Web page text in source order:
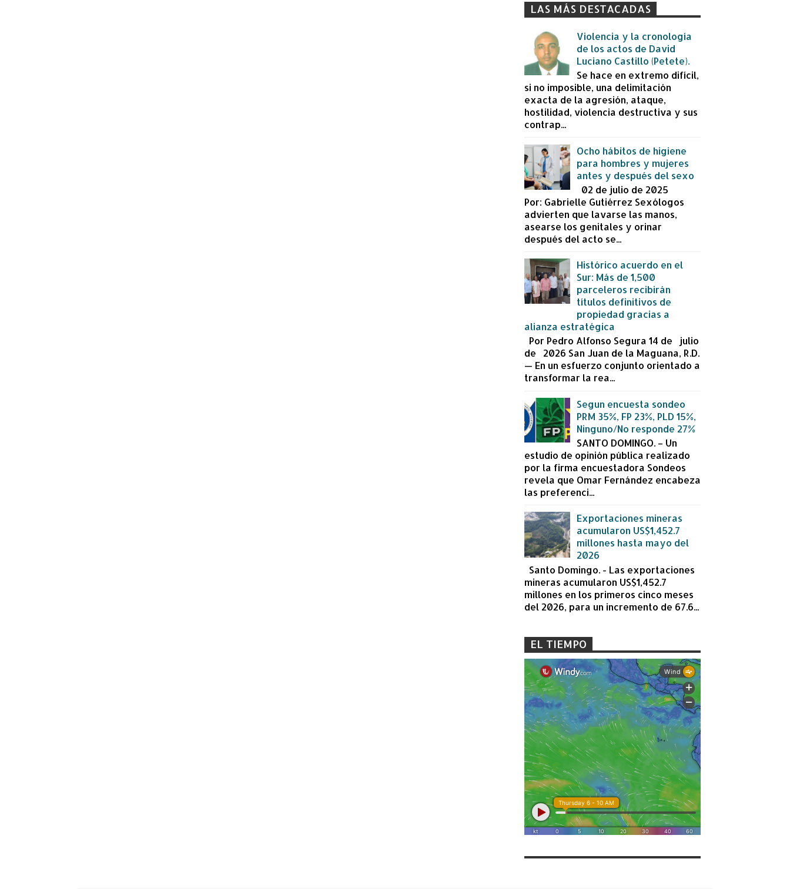
LAS MÁS DESTACADAS
Violencia y la cronología
de los actos de David
Luciano Castillo (Petete).
Se hace en extremo difícil,
si no imposible, una delimitación
exacta de la agresión, ataque,
hostilidad, violencia destructiva y sus
contrap...
Ocho hábitos de higiene
para hombres y mujeres
antes y después del sexo
02 de julio de 2025
Por: Gabrielle Gutiérrez Sexólogos
advierten que lavarse las manos,
asearse los genitales y orinar
después del acto se...
Histórico acuerdo en el
Sur: Más de 1,500
parceleros recibirán
títulos definitivos de
propiedad gracias a
alianza estratégica
Por Pedro Alfonso Segura 14 de julio
de 2026 San Juan de la Maguana, R.D.
— En un esfuerzo conjunto orientado a
transformar la rea...
Segun encuesta sondeo
PRM 35%, FP 23%, PLD 15%,
Ninguno/No responde 27%
SANTO DOMINGO. – Un
estudio de opinión pública realizado
por la firma encuestadora Sondeos
revela que Omar Fernández encabeza
las preferenci...
Exportaciones mineras
acumularon US$1,452.7
millones hasta mayo del
2026
Santo Domingo. - Las exportaciones
mineras acumularon US$1,452.7
millones en los primeros cinco meses
del 2026, para un incremento de 67.6...
EL TIEMPO